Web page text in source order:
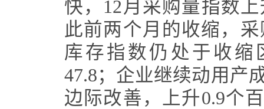
快，12月采购量指数
此前两个月的收缩，
库存指数仍处于收缩
47.8；企业继续动用产
边际改善，上升0.9个